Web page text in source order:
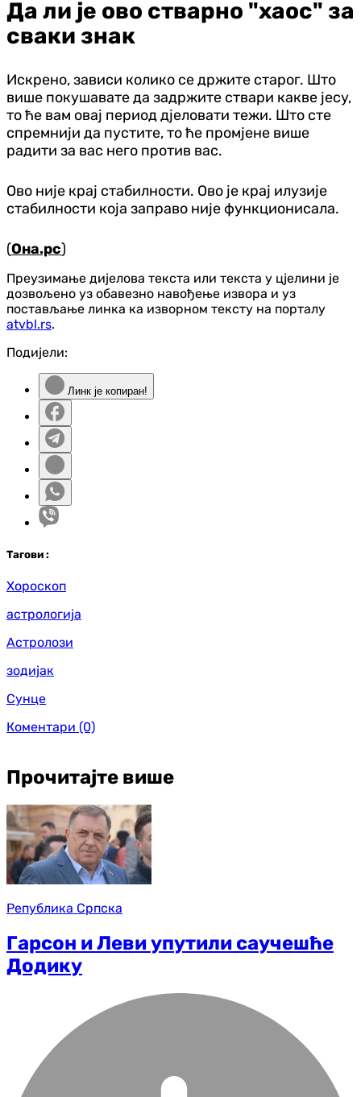
Да ли је ово стварно "хаос" за
сваки знак
Искрено, зависи колико се држите старог. Што
више покушавате да задржите ствари какве јесу,
то ће вам овај период дјеловати тежи. Што сте
спремнији да пустите, то ће промјене више
радити за вас него против вас.
Ово није крај стабилности. Ово је крај илузије
стабилности која заправо није функционисала.
(Она.рс)
Преузимање дијелова текста или текста у цјелини је
дозвољено уз обавезно навођење извора и уз
постављање линка ка изворном тексту на порталу
atvbl.rs.
Подијели:
Линк је копиран!
Тагови :
Хороскоп
астрологија
Астролози
зодијак
Сунце
Коментари (0)
Прочитајте више
Република Српска
Гарсон и Леви упутили саучешће
Додику